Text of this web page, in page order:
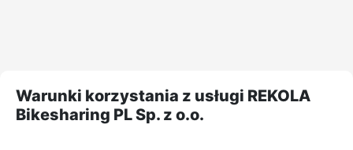
Warunki korzystania z usługi REKOLA
Bikesharing PL Sp. z o.o.